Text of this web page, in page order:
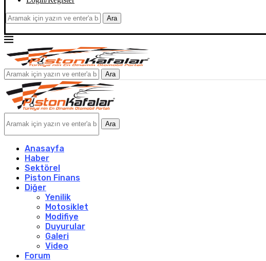
Ara
Ara
Ara
Anasayfa
Haber
Sektörel
Piston Finans
Diğer
Yenilik
Motosiklet
Modifiye
Duyurular
Galeri
Video
Forum